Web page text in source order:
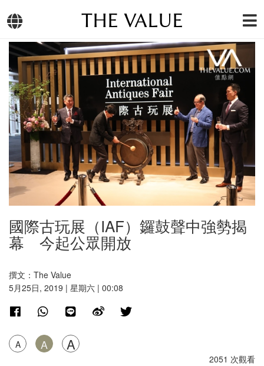
THE VALUE
國際古玩展（IAF）鑼鼓聲中強勢揭
幕 今起公眾開放
撰文：The Value
5月25日, 2019 | 星期六 | 00:08
A A A
2051 次觀看